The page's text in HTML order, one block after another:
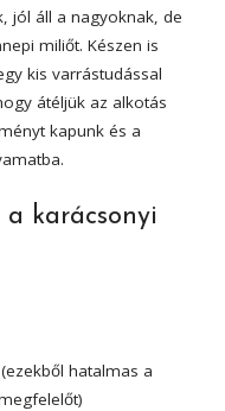
jól áll a nagyoknak, de
miliőt. Készen is
kis varrástudással
átéljük az alkotás
kapunk és a
a karácsonyi
hatalmas a